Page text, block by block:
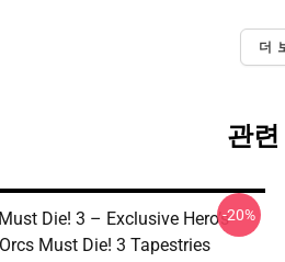
더
관
Die! 3 – Exclusive Hero’s
Must Die! 3 Tapestries
-20%